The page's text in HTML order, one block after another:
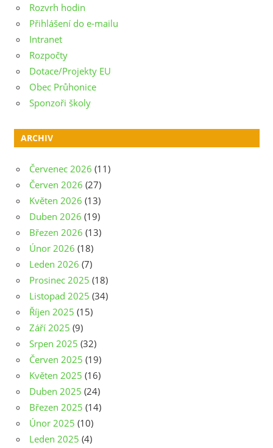
Rozvrh hodin
Přihlášení do e-mailu
Intranet
Rozpočty
Dotace/Projekty EU
Obec Průhonice
Sponzoři školy
ARCHIV
Červenec 2026 (11)
Červen 2026 (27)
Květen 2026 (13)
Duben 2026 (19)
Březen 2026 (13)
Únor 2026 (18)
Leden 2026 (7)
Prosinec 2025 (18)
Listopad 2025 (34)
Říjen 2025 (15)
Září 2025 (9)
Srpen 2025 (32)
Červen 2025 (19)
Květen 2025 (16)
Duben 2025 (24)
Březen 2025 (14)
Únor 2025 (10)
Leden 2025 (4)